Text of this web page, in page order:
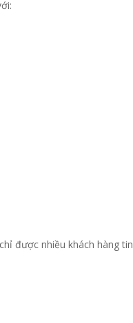
được nhiều khách hàng tin